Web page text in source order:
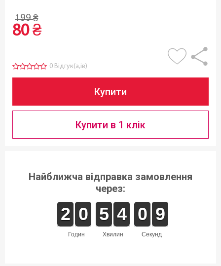
199 ₴
80 ₴
0 Відгук(а,ів)
Купити
Купити в 1 клік
Найближча відправка замовлення
через:
годин
1
1
2
2 9
9
0
0
хвилин
4
4
5
5 3
3
4
4
секунд
1
0
0 9
9
8